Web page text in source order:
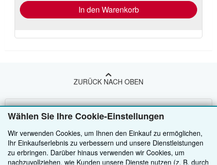
Wählen Sie Ihre Cookie-Einstellungen
Wir verwenden Cookies, um Ihnen den Einkauf zu ermöglichen,
Ihr Einkaufserlebnis zu verbessern und unsere Dienstleistungen
zu erbringen. Darüber hinaus verwenden wir Cookies, um
nachzuvollziehen, wie Kunden unsere Dienste nutzen (z. B. durch
In den Warenkorb
ZURÜCK NACH OBEN
Kaufen
Sammlungen
Nutzerkonto
Verkäufer werden
Partnerprogramm
Über uns
Über uns / Impressum
Hilfe